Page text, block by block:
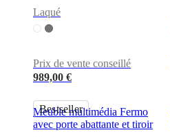
Laqué
Prix de vente conseillé
989,00 €
Bestseller
Meuble multimédia Fermo
avec porte abattante et tiroir